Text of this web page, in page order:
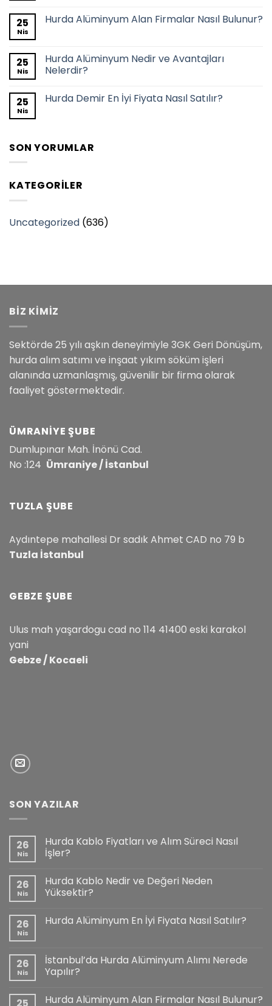
25
Nis
Hurda Alüminyum Alan Firmalar Nasıl Bulunur?
25
Nis
Hurda Alüminyum Nedir ve Avantajları
Nelerdir?
25
Nis
Hurda Demir En İyi Fiyata Nasıl Satılır?
SON YORUMLAR
KATEGORILER
Uncategorized (636)
BİZ KİMİZ
Sektörde 25 yılı aşkın deneyimiyle 3GK Geri Dönüşüm,
hurda alım satımı ve inşaat yıkım söküm işleri
alanında uzmanlaşmış, güvenilir bir firma olarak
faaliyet göstermektedir.
ÜMRANIYE ŞUBE
Dumlupınar Mah. İnönü Cad.
No :124 Ümraniye / İstanbul
TUZLA ŞUBE
Aydıntepe mahallesi Dr sadık Ahmet CAD no 79 b
Tuzla İstanbul
GEBZE ŞUBE
Ulus mah yaşardogu cad no 114 41400 eski karakol
yani
Gebze / Kocaeli
SON YAZILAR
26
Nis
Hurda Kablo Fiyatları ve Alım Süreci Nasıl
İşler?
26
Nis
Hurda Kablo Nedir ve Değeri Neden
Yüksektir?
26
Nis
Hurda Alüminyum En İyi Fiyata Nasıl Satılır?
26
Nis
İstanbul’da Hurda Alüminyum Alımı Nerede
Yapılır?
Hurda Alüminyum Alan Firmalar Nasıl Bulunur?